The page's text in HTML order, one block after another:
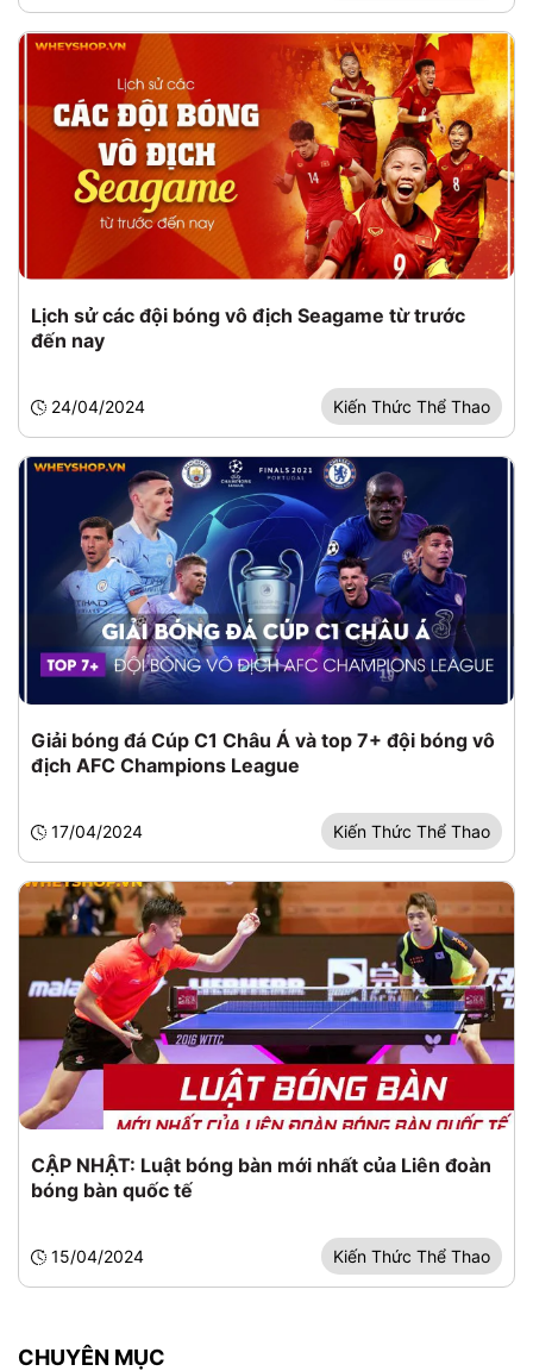
Lịch sử các đội bóng vô địch Seagame từ trước
đến nay
24/04/2024 Kiến Thức Thể Thao
Giải bóng đá Cúp C1 Châu Á và top 7+ đội bóng vô
địch AFC Champions League
17/04/2024 Kiến Thức Thể Thao
CẬP NHẬT: Luật bóng bàn mới nhất của Liên đoàn
bóng bàn quốc tế
15/04/2024 Kiến Thức Thể Thao
CHUYÊN MỤC